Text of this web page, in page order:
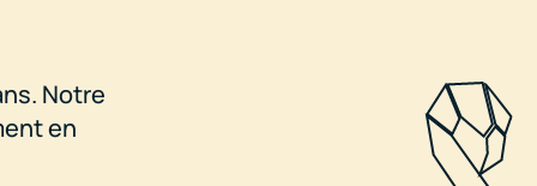
Notre
en